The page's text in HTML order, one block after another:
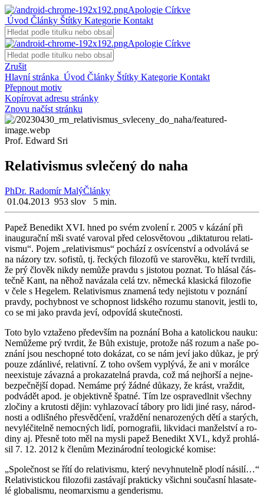
Apologie Církve
Úvod Články Štítky Kategorie Kontakt
Apologie Církve
Zrušit
Hlavní stránka Úvod Články Štítky Kategorie Kontakt
Přepnout motiv
Kopírovat adresu stránky
Znovu načíst stránku
Prof. Edward Sri
Relativismus svlečený do naha
PhDr. Radomír MalýČlánky
01.04.2013 953 slov 5 min.
Papež Be­ne­dikt XVI. hned po svém zvo­le­ní r. 2005 v ká­zá­ní při
inau­gu­rač­ní mši svaté va­ro­val před ce­lo­svě­to­vou „dik­ta­tu­rou re­la­ti­
vis­mu“. Pojem „re­la­ti­vis­mus“ po­chá­zí z osví­cen­ství a od­vo­lá­vá se
na ná­zo­ry tzv. so­fis­tů, tj. řec­kých fi­lo­zo­fů ve sta­ro­vě­ku, kteří tvr­di­li,
že prý člo­věk nikdy ne­mů­že prav­du s jis­to­tou po­znat. To hlá­sal čás­
teč­ně Kant, na něhož na­vá­za­la celá tzv. ně­mec­ká kla­sic­ká fi­lo­zo­fie
v čele s He­ge­lem. Re­la­ti­vis­mus zna­me­ná tedy ne­jis­to­tu v po­zná­ní
prav­dy, po­chyb­nost ve schop­nost lid­ské­ho ro­zu­mu sta­no­vit, jest­li to,
co se mi jako prav­da jeví, od­po­ví­dá sku­teč­nos­ti.
Toto bylo vzta­že­no pře­de­vším na po­zná­ní Boha a ka­to­lic­kou nauku:
Ne­mů­že­me prý tvr­dit, že Bůh exis­tu­je, pro­to­že náš rozum a naše po­
zná­ní jsou ne­schop­né toto do­ká­zat, co se nám jeví jako důkaz, je prý
pouze zdán­li­vé, re­la­tiv­ní. Z toho ovšem vy­plý­vá, že ani v mo­rál­ce
ne­e­xis­tu­je zá­vazná a pro­ka­za­tel­ná prav­da, což má nej­hor­ší a nej­ne­
bez­peč­něj­ší dopad. Ne­má­me prý žádné dů­ka­zy, že krást, vraž­dit,
pod­vá­dět apod. je ob­jek­tiv­ně špat­né. Tím lze ospra­ve­dl­nit všech­ny
zlo­či­ny a kru­tos­ti dějin: vy­hla­zo­va­cí tá­bo­ry pro lidi jiné rasy, ná­rod­
nos­ti a od­liš­né­ho pře­svěd­če­ní, vraž­dě­ní ne­na­ro­ze­ných dětí a sta­rých,
ne­vy­lé­či­tel­ně ne­moc­ných lidí, por­no­gra­fii, li­kvi­da­ci man­žel­ství a ro­
di­ny aj. Přes­ně toto měl na mysli papež Be­ne­dikt XVI., když pro­hlá­
sil 7. 12. 2012 k čle­nům Me­zi­ná­rod­ní te­o­lo­gic­ké ko­mi­se:
„Spo­leč­nost se řítí do re­la­ti­vis­mu, který ne­vy­hnu­tel­ně plodí ná­si­lí…“
Re­la­ti­vis­tic­kou fi­lo­zo­fii za­stá­va­jí prak­tic­ky všich­ni sou­čas­ní hla­sa­te­
lé glo­ba­lis­mu, ne­o­mar­xis­mu a gen­de­ris­mu.